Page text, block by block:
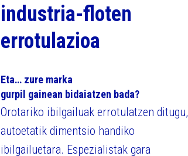
industria-floten
errotulazioa
Eta… zure marka
gurpil gainean bidaiatzen bada?
Orotariko ibilgailuak errotulatzen ditugu,
autoetatik dimentsio handiko
ibilgailuetara. Espezialistak gara